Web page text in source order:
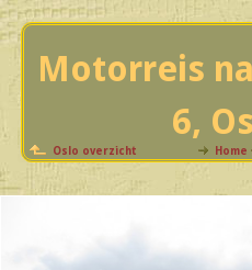
Motorreis
6,
Oslo overzicht Home